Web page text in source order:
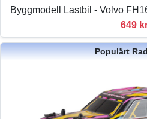
Byggmodell Lastbil - Volvo
649
Populärt